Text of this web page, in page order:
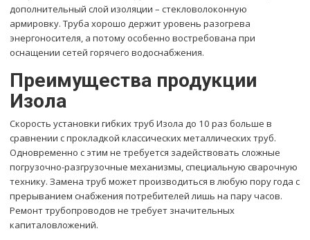
дополнительный слой изоляции – стекловолоконную
армировку. Труба хорошо держит уровень разогрева
энергоносителя, а потому особенно востребована при
оснащении сетей горячего водоснабжения.
Преимущества продукции
Изола
Скорость установки гибких труб Изола до 10 раз больше в
сравнении с прокладкой классических металлических труб.
Одновременно с этим не требуется задействовать сложные
погрузочно-разгрузочные механизмы, специальную сварочную
технику. Замена труб может производиться в любую пору года с
прерыванием снабжения потребителей лишь на пару часов.
Ремонт трубопроводов не требует значительных
капиталовложений.